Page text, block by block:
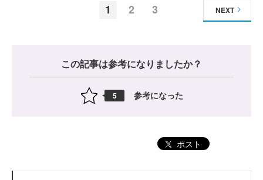
1 2 3 NEXT
この記事は参考になりましたか？
5 参考になった
ポスト